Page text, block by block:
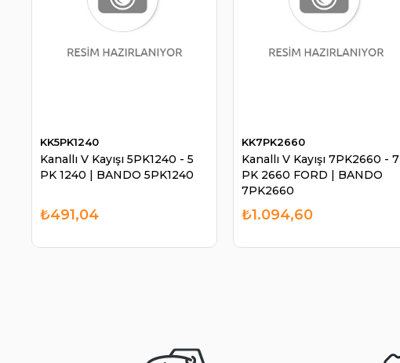
Kanallı V Kayışı 5PK1240 - 5
PK 1240 | BANDO 5PK1240
KK5PK1240
₺491,04
Kanallı V Kayışı 7PK2660 - 7
PK 2660 FORD | BANDO
7PK2660
KK7PK2660
₺1.094,60